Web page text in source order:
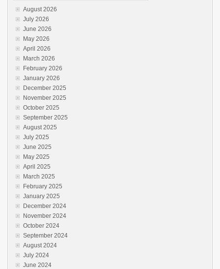
August 2026
July 2026
June 2026
May 2026
April 2026
March 2026
February 2026
January 2026
December 2025
November 2025
October 2025
September 2025
August 2025
July 2025
June 2025
May 2025
April 2025
March 2025
February 2025
January 2025
December 2024
November 2024
October 2024
September 2024
August 2024
July 2024
June 2024